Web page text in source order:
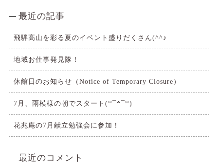
最近の記事
飛騨高山を彩る夏のイベント盛りだくさん(^^♪
地域お仕事発見隊！
休館日のお知らせ（Notice of Temporary Closure）
7月、雨模様の朝でスタート(꒪¯꒳​¯꒪)
花兆庵の7月献立勉強会に参加！
最近のコメント